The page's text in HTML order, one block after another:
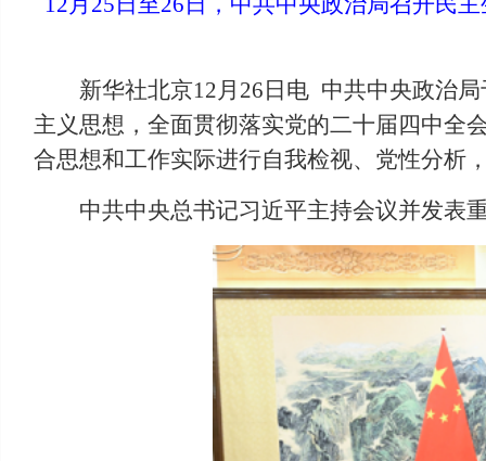
新华社北京12月26日电 中共中央政治
主义思想，全面贯彻落实党的二十届四中全
合思想和工作实际进行自我检视、党性分析
中共中央总书记习近平主持会议并发表